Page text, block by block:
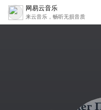
网易云音乐
来云音乐，畅听无损音质